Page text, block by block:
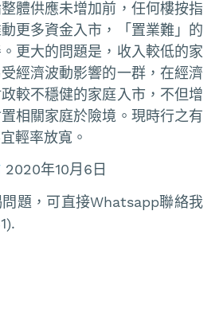
體供應未增加前，任何樓按指
更多資金入市，「置業難」的
更大的問題是，收入較低的家
經濟波動影響的一群，在經濟
較不穩健的家庭入市，不但增
相關家庭於險境。現時行之有
輕率放寬。
2020年10月6日
題，可直接Whatsapp聯絡我